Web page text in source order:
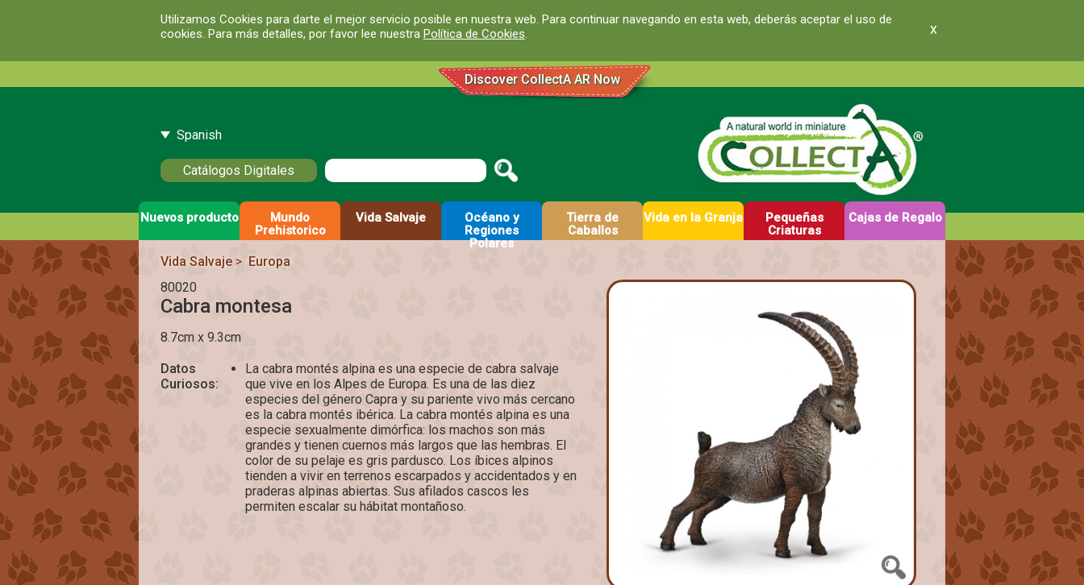
Utilizamos Cookies para darte el mejor servicio posible en nuestra web. Para continuar navegando en esta web, deberás aceptar el uso de
cookies. Para más detalles, por favor lee nuestra Política de Cookies. x
Discover CollectA AR Now
Spanish
Catálogos Digitales
Nuevos producto
Mundo
Prehistorico
Vida Salvaje
Océano y
Regiones
Polares
Tierra de
Caballos
Vida en la Granja
Pequeñas
Criaturas
Cajas de Regalo
Vida Salvaje> Europa
80020
Cabra montesa
8.7cm x 9.3cm
Datos
Curiosos:
La cabra montés alpina es una especie de cabra salvaje
que vive en los Alpes de Europa. Es una de las diez
especies del género Capra y su pariente vivo más cercano
es la cabra montés ibérica. La cabra montés alpina es una
especie sexualmente dimórfica: los machos son más
grandes y tienen cuernos más largos que las hembras. El
color de su pelaje es gris pardusco. Los íbices alpinos
tienden a vivir en terrenos escarpados y accidentados y en
praderas alpinas abiertas. Sus afilados cascos les
permiten escalar su hábitat montañoso.